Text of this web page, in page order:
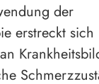
der
erstreckt